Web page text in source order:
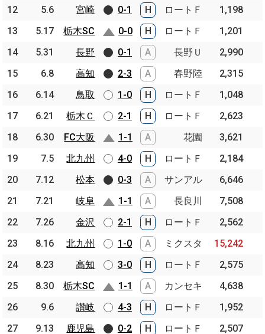
12
5.6 宮崎 0-1 H ロートＦ
1,198
13
5.17 栃木SC 0-0 H ロートＦ
1,201
14
5.31 長野 0-1 A 長野Ｕ
2,990
15
6.8 高知 2-3 A 春野陸
2,315
16
6.14 鳥取 1-0 H ロートＦ
1,048
17
6.21 栃木Ｃ 2-1 H ロートＦ
2,623
18
6.30 FC大阪 1-1 A 花園
3,621
19
7.5 北九州 4-0 H ロートＦ
2,184
20
7.12 松本 0-3 A サンアル
6,646
21
7.21 岐阜 1-1 A 長良川
7,508
22
7.26 金沢 2-1 H ロートＦ
2,562
23
8.16 北九州 1-0 A ミクスタ
15,242
24
8.23 高知 3-0 H ロートＦ
2,575
25
8.30 栃木SC 1-1 A カンセキ
4,638
26
9.6 讃岐 4-3 H ロートＦ
1,952
27
9.13 鹿児島 0-2 H ロートＦ
2,507
12
5.6
宮崎
13
5.17
栃木SC
14
5.31
長野
15
6.8
高知
16
6.14
鳥取
17
6.21
栃木Ｃ
18
6.30
FC大阪
19
7.5
北九州
20
7.12
松本
21
7.21
岐阜
22
7.26
金沢
23
8.16
北九州
24
8.23
高知
25
8.30
栃木SC
26
9.6
讃岐
27
9.13
鹿児島